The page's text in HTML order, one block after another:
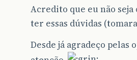
Acredito que eu não seja
ter essas dúvidas
Desde já agradeço pelas